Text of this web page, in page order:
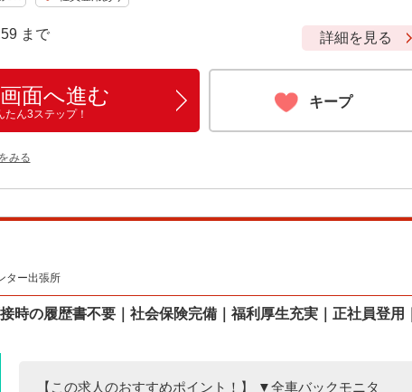
まで 詳細を見る
面へ進む
たん3ステップ！
キープ
みる
ター出張所
時の履歴書不要｜社会保険完備｜福利厚生充実｜正社員登用｜
【この求人のおすすめポイント！】 ▼全車バックモニタ